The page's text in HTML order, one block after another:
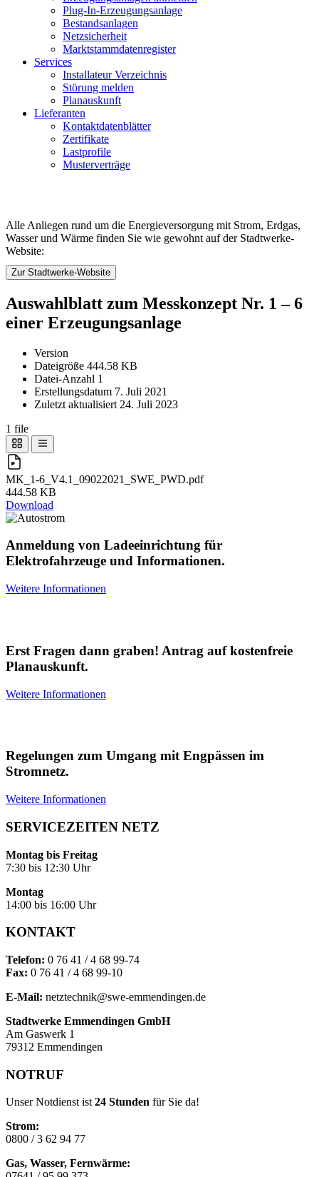
Plug-In-Erzeugungsanlage
Bestandsanlagen
Netzsicherheit
Marktstammdatenregister
Services
Installateur Verzeichnis
Störung melden
Planauskunft
Lieferanten
Kontaktdatenblätter
Zertifikate
Lastprofile
Musterverträge
Alle Anliegen rund um die Energieversorgung mit Strom, Erdgas,
Wasser und Wärme finden Sie wie gewohnt auf der Stadtwerke-
Website:
Zur Stadtwerke-Website
Auswahlblatt zum Messkonzept Nr. 1 – 6
einer Erzeugungsanlage
Version
Dateigröße 444.58 KB
Datei-Anzahl 1
Erstellungsdatum 7. Juli 2021
Zuletzt aktualisiert 24. Juli 2023
1 file
MK_1-6_V4.1_09022021_SWE_PWD.pdf
444.58 KB
Download
Anmeldung von Ladeeinrichtung für
Elektrofahrzeuge und Informationen.
Weitere Informationen
Erst Fragen dann graben! Antrag auf kostenfreie
Planauskunft.
Weitere Informationen
Regelungen zum Umgang mit Engpässen im
Stromnetz.
Weitere Informationen
SERVICEZEITEN NETZ
Montag bis Freitag
7:30 bis 12:30 Uhr
Montag
14:00 bis 16:00 Uhr
KONTAKT
Telefon: 0 76 41 / 4 68 99-74
Fax: 0 76 41 / 4 68 99-10
E-Mail: netztechnik@swe-emmendingen.de
Stadtwerke Emmendingen GmbH
Am Gaswerk 1
79312 Emmendingen
NOTRUF
Unser Notdienst ist24 Stunden für Sie da!
Strom:
0800 / 3 62 94 77
Gas, Wasser, Fernwärme: